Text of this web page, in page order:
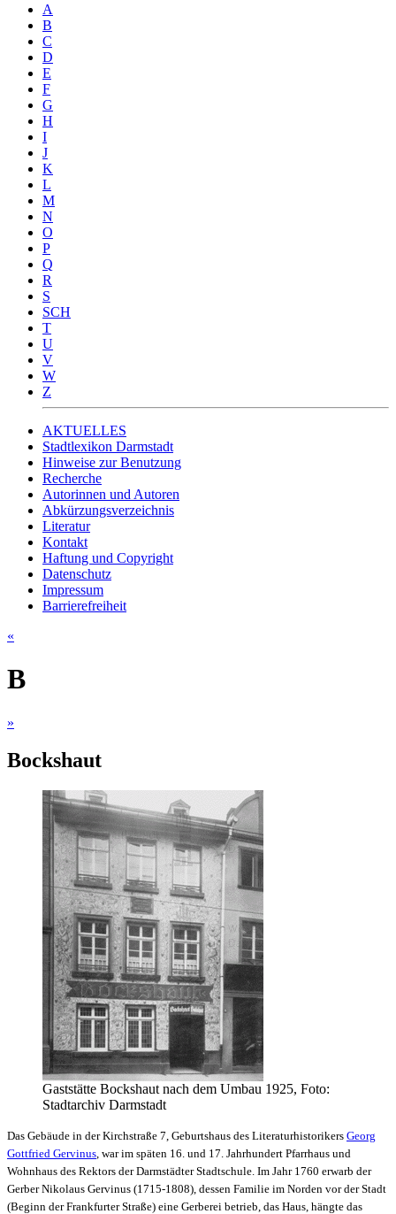
A
B
C
D
E
F
G
H
I
J
K
L
M
N
O
P
Q
R
S
SCH
T
U
V
W
Z
AKTUELLES
Stadtlexikon Darmstadt
Hinweise zur Benutzung
Recherche
Autorinnen und Autoren
Abkürzungsverzeichnis
Literatur
Kontakt
Haftung und Copyright
Datenschutz
Impressum
Barrierefreiheit
«
B
»
Bockshaut
Gaststätte Bockshaut nach dem Umbau 1925, Foto:
Stadtarchiv Darmstadt
Das Gebäude in der Kirchstraße 7, Geburtshaus des Literaturhistorikers Georg
Gottfried Gervinus , war im späten 16. und 17. Jahrhundert Pfarrhaus und
Wohnhaus des Rektors der Darmstädter Stadtschule. Im Jahr 1760 erwarb der
Gerber Nikolaus Gervinus (1715-1808), dessen Familie im Norden vor der Stadt
(Beginn der Frankfurter Straße) eine Gerberei betrieb, das Haus, hängte das